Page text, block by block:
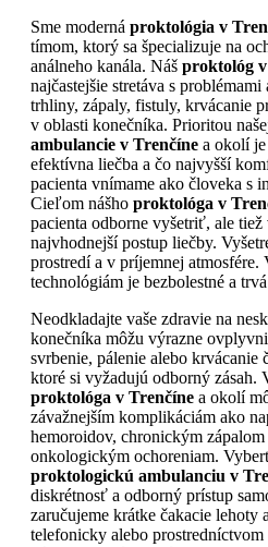
Sme moderná proktológia v
tímom, ktorý sa špecializuje na
análneho kanála. Náš proktológ
najčastejšie stretáva s
trhliny, zápaly, fistuly, krvácanie
v oblasti konečníka. Prioritou
ambulancie v Trenčíne a okolí je
efektívna liečba a čo najvyšší
pacienta vnímame ako človeka s
Cieľom nášho proktológa v
pacienta odborne vyšetriť, ale
najvhodnejší postup liečby.
prostredí a v príjemnej
technológiám je bezbolestné a
Neodkladajte vaše zdravie na
konečníka môžu výrazne
svrbenie, pálenie alebo krvácanie
ktoré si vyžadujú odborný zásah.
proktológa v Trenčíne a okolí
závažnejším komplikáciám ako
hemoroidov, chronickým zápalom
onkologickým ochoreniam.
proktologickú ambulanciu v
diskrétnosť a odborný prístup
zaručujeme krátke čakacie lehoty
telefonicky alebo